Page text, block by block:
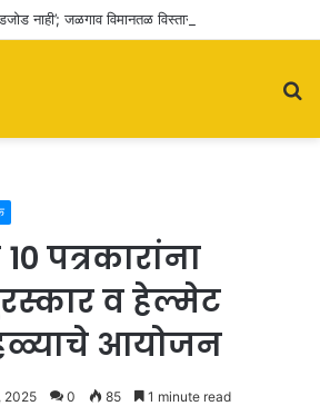
पत्रकारांना
व हेल्मेट
आयोजन
2025 0 85 1 minute read